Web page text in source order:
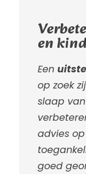
en kind
Een
op zoek
slaap
advies
goed